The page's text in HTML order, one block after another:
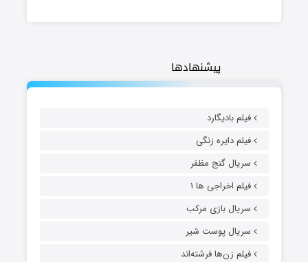
پیشنهادها
فیلم بادیگارد
فیلم دایره زنگی
سریال گنج مظفر
فیلم اخراجی ها ۱
سریال بازی مرکب
سریال پوست شیر
فیلم زن‌ها فرشته‌اند